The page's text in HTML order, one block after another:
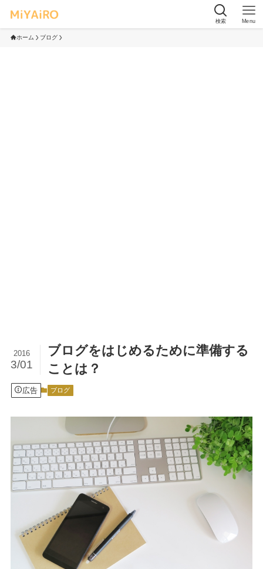
検索 Menu
ホーム ブログ
ブログをはじめるために準備する
ことは？
2016
3/01
広告 ブログ